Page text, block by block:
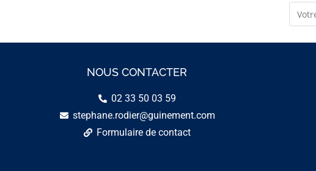
NOUS CONTACTER
02 33 50 03 59
stephane.rodier@guinement.com
Formulaire de contact